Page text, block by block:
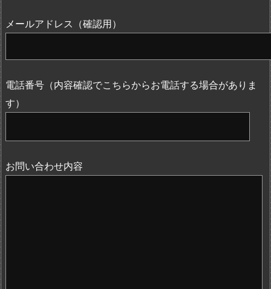
メールアドレス（確認用）
電話番号（内容確認でこちらからお電話する場合がありま
す）
お問い合わせ内容